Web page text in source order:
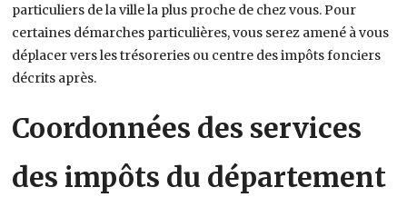
particuliers de la ville la plus proche de chez vous. Pour
certaines démarches particulières, vous serez amené à vous
déplacer vers les trésoreries ou centre des impôts fonciers
décrits après.
Coordonnées des services
des impôts du département